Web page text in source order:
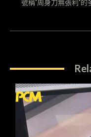
號稱"周身刀無張利"的